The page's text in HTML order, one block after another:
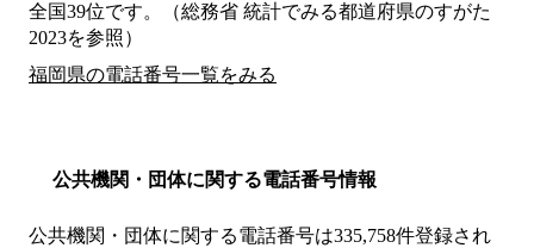
全国39位です。（総務省 統計でみる都道府県のすがた
2023を参照）
福岡県の電話番号一覧をみる
公共機関・団体に関する電話番号情報
公共機関・団体に関する電話番号は335,758件登録され